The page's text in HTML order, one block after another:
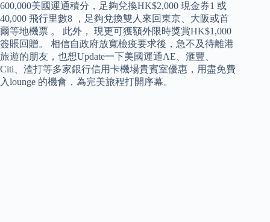
600,000美國運通積分，足夠兌換HK$2,000 現金券1 或
40,000 飛行里數8 ，足夠兌換雙人來回東京、大阪或首
爾等地機票 。 此外， 現更可獲額外限時獎賞HK$1,000
簽賬回贈。 相信自政府放寬檢疫要求後，急不及待離港
旅遊的朋友，也想Update一下美國運通AE、滙豐、
Citi、渣打等多家銀行信用卡機場貴賓室優惠，用盡免費
入lounge 的機會，為完美旅程打開序幕。